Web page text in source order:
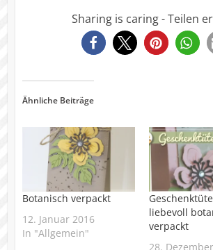
Sharing is caring - Teilen
35
Ähnliche Beiträge
Botanisch verpackt
12. Januar 2016
In "Allgemein"
liebevoll
verpackt
28.